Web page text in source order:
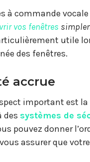
à commande
vos fenêtres
utile
des fenêtres.
accrue
important est
des systèmes de
pouvez donner
assurer que